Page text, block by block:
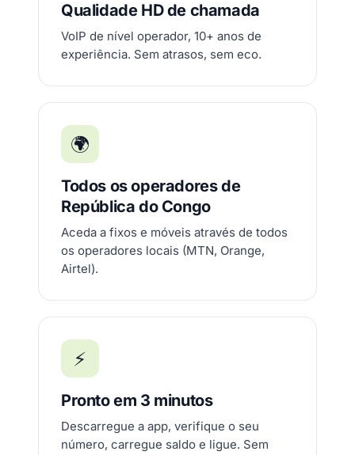
Qualidade HD de chamada
VoIP de nível operador, 10+ anos de
experiência. Sem atrasos, sem eco.
🌍
Todos os operadores de
República do Congo
Aceda a fixos e móveis através de todos
os operadores locais (MTN, Orange,
Airtel).
⚡
Pronto em 3 minutos
Descarregue a app, verifique o seu
número, carregue saldo e ligue. Sem